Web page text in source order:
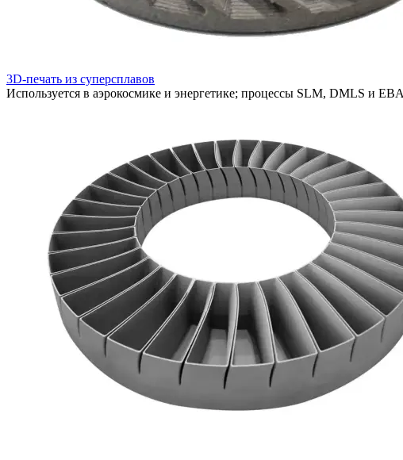
3D-печать из суперсплавов
Используется в аэрокосмике и энергетике; процессы SLM, DMLS и